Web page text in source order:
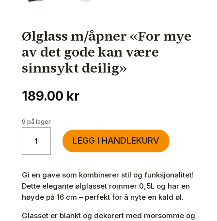
Ølglass m/åpner «For mye
av det gode kan være
sinnsykt deilig»
189.00 kr
9 på lager
åpner
mye
av
det
LEGG I HANDLEKURV
Gi en gave som kombinerer stil og funksjonalitet!
Dette elegante ølglasset rommer 0,5L og har en
høyde på 16 cm – perfekt for å nyte en kald øl.
Glasset er blankt og dekorert med morsomme og